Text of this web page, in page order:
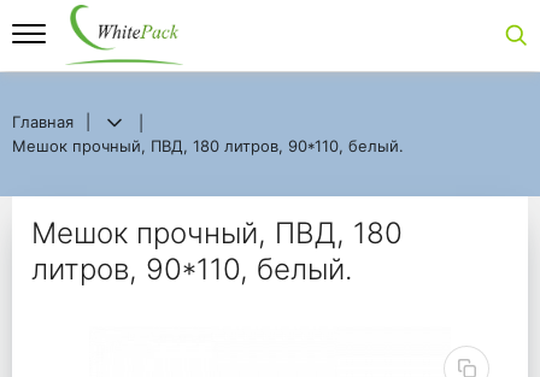
Мешок прочный, ПВД, 180 литров, 90*110, белый.
Мешок прочный, ПВД,
Главная
Мешок прочный, ПВД, 180 литров, 90*110, белый.
Мешок прочный, ПВД, 180
литров, 90*110, белый.